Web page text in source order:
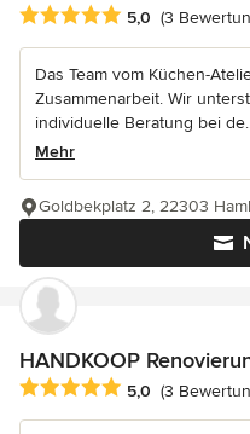
Durchschnittliche
5,0 (3
Das Team vom Küchen-
Zusammenarbeit. Wir
individuelle Beratung bei
Mehr
Goldbekplatz 2, 22303
HANDKOOP
Durchschnittliche
5,0 (3